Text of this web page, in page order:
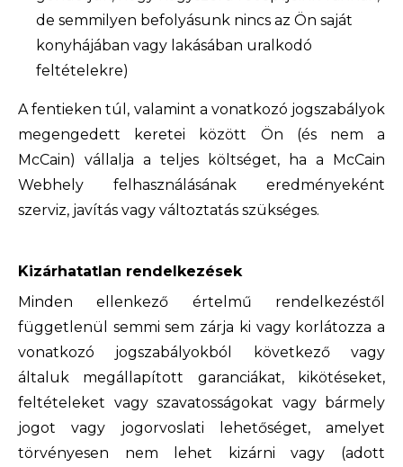
de semmilyen befolyásunk nincs az Ön saját
konyhájában vagy lakásában uralkodó
feltételekre)
A fentieken túl, valamint a vonatkozó jogszabályok
megengedett keretei között Ön (és nem a
McCain) vállalja a teljes költséget, ha a McCain
Webhely felhasználásának eredményeként
szerviz, javítás vagy változtatás szükséges.
Kizárhatatlan rendelkezések
Minden ellenkező értelmű rendelkezéstől
függetlenül semmi sem zárja ki vagy korlátozza a
vonatkozó jogszabályokból következő vagy
általuk megállapított garanciákat, kikötéseket,
feltételeket vagy szavatosságokat vagy bármely
jogot vagy jogorvoslati lehetőséget, amelyet
törvényesen nem lehet kizárni vagy (adott